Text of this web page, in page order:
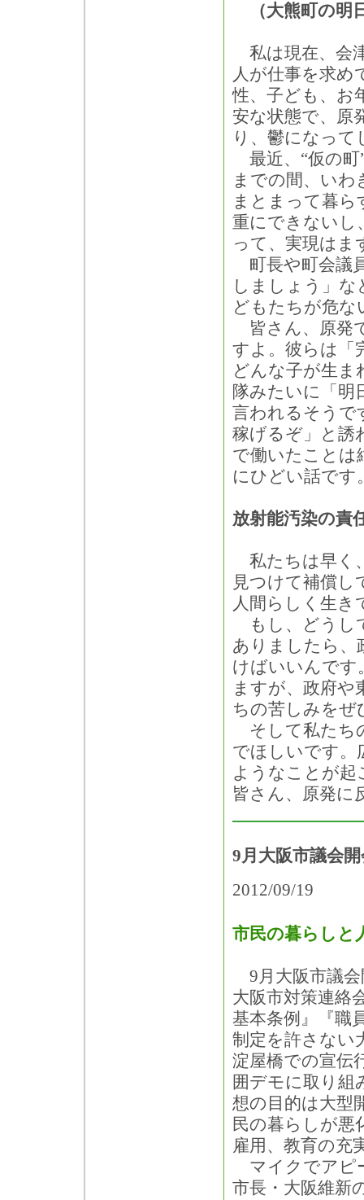
（大熊町の明
私は現在、会
人が仕事を求め
性、子ども、お
安な状態で、原
り、鬱になっ
最近、“仮の町
までの間、い
まとまって暮ら
重にできないし
って、実現はま
町長や町会議
しましょう」
どもたちが危な
皆さん、原発
すよ。彼らは「
どんな子が生ま
隊みたいに「明
言われるそうで
稼げるぞ」と誘
で働いたことは
にひどい話です
放射能汚染の責
私たちは早く
見つけて補償
人間らしく生き
もし、どうし
ありましたら、
けばいいんです
ますが、政府や
ちの苦しみをぜ
そして私たち
でほしいです。
ようなことが起
皆さん、原発に
9月大阪市議会
2012/09/19
市民の暮らしと
9月大阪市議会
大阪市対策連絡
基本条例』『職
制定を許さない
淀屋橋での宣伝
囲デモに取り組
想の目的は大型
民の暮らしが悪
雇用、教育の充
マイクでアピ
市長・大阪維新